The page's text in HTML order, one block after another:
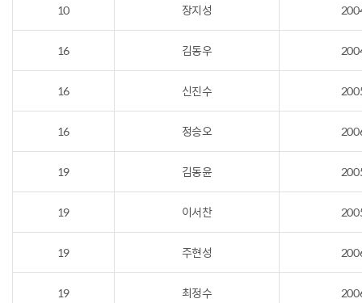
10 장지성
16 김동우
16 신진수
16 정승오
19 김동윤
19 이서찬
19 주현성
19 최정수